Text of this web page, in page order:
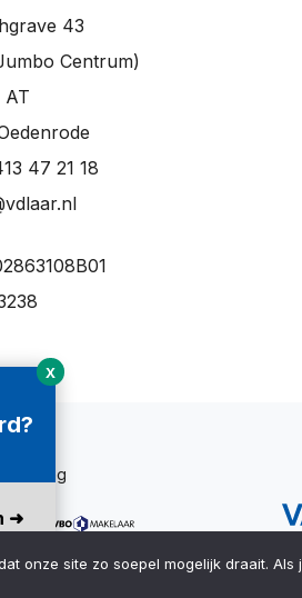
➜
X
43
Centrum)
AT
47 21 18
onze site zo soepel mogelijk draait.